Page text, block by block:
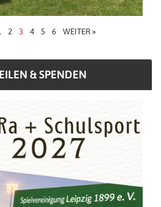
2 3 4 5 6 WEITER »
& SPENDEN